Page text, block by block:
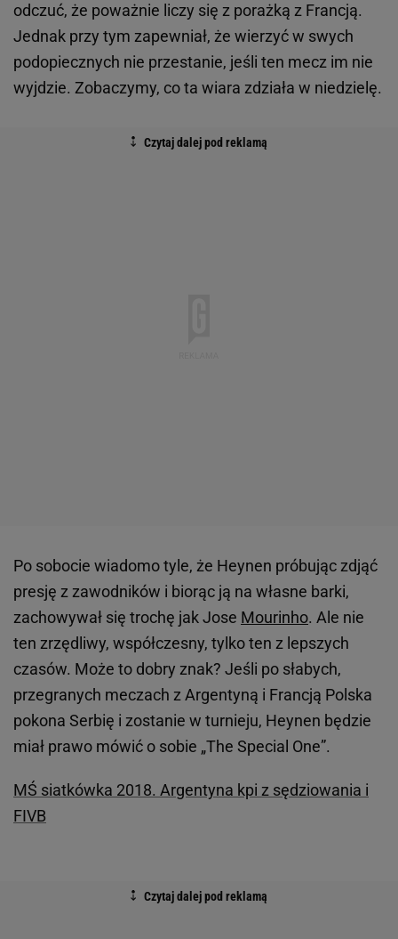
odczuć, że poważnie liczy się z porażką z Francją.
Jednak przy tym zapewniał, że wierzyć w swych
podopiecznych nie przestanie, jeśli ten mecz im nie
wyjdzie. Zobaczymy, co ta wiara zdziała w niedzielę.
Po sobocie wiadomo tyle, że Heynen próbując zdjąć
presję z zawodników i biorąc ją na własne barki,
zachowywał się trochę jak Jose Mourinho. Ale nie
ten zrzędliwy, współczesny, tylko ten z lepszych
czasów. Może to dobry znak? Jeśli po słabych,
przegranych meczach z Argentyną i Francją Polska
pokona Serbię i zostanie w turnieju, Heynen będzie
miał prawo mówić o sobie „The Special One”.
MŚ siatkówka 2018. Argentyna kpi z sędziowania i
FIVB